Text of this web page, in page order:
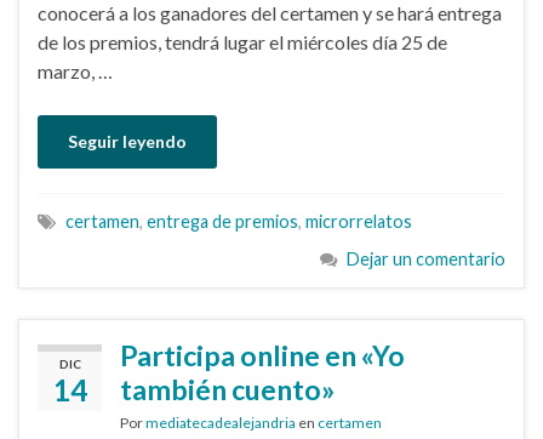
conocerá a los ganadores del certamen y se hará entrega
de los premios, tendrá lugar el miércoles día 25 de
marzo, …
Seguir leyendo
certamen, entrega de premios, microrrelatos
Dejar un comentario
DIC
14
Participa online en «Yo
también cuento»
Pormediatecadealejandria en certamen